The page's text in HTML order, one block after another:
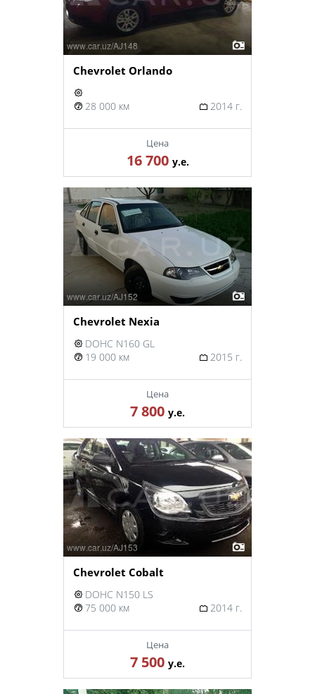
Chevrolet Orlando
28 000 км 2014 г.
Цена
16 700 у.е.
Chevrolet Nexia
DOHC N160 GL
19 000 км
2015 г.
Цена
7 800 у.е.
Chevrolet Cobalt
DOHC N150 LS
75 000 км
2014 г.
Цена
7 500 у.е.